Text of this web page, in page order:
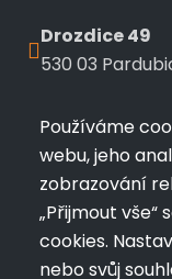
Drozdice 49
530 03
Používáme
webu, jeho
zobrazování
„Přijmout vše“
cookies.
nebo svůj